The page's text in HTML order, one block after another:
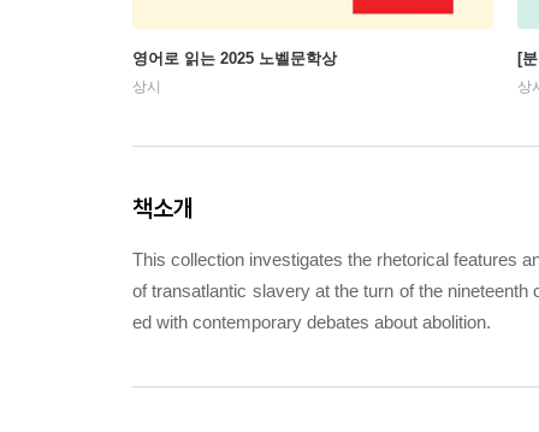
영어로 읽는 2025 노벨문학상
상시
[
상
책소개
This collection investigates the rhetorical features
of transatlantic slavery at the turn of the
ed with contemporary debates about abolition.